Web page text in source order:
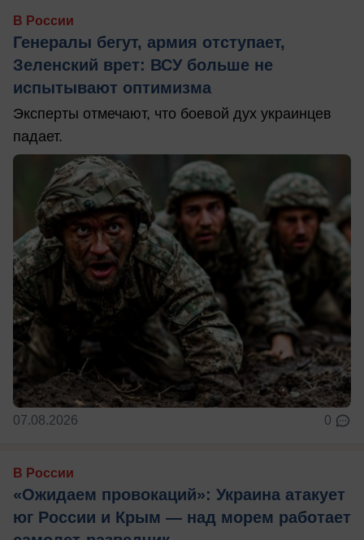
В России
Генералы бегут, армия отступает,
Зеленский врет: ВСУ больше не
испытывают оптимизма
Эксперты отмечают, что боевой дух украинцев
падает.
07.08.2026 0
В России
«Ожидаем провокаций»: Украина атакует
юг России и Крым — над морем работает